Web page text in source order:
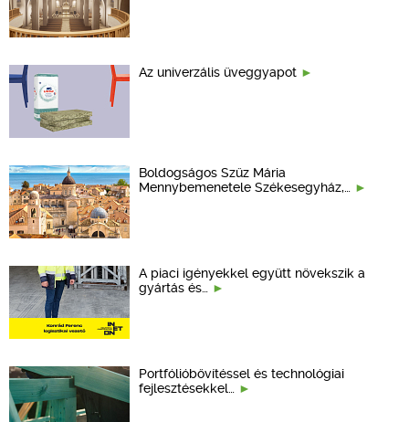
Az univerzális üveggyapot
Boldogságos Szűz Mária
Mennybemenetele Székesegyház,…
A piaci igényekkel együtt növekszik a
gyártás és…
Portfólióbővítéssel és technológiai
fejlesztésekkel…